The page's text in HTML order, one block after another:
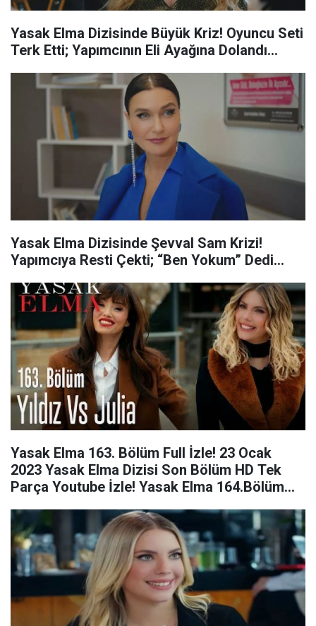
Yasak Elma Dizisinde Büyük Kriz! Oyuncu Seti
Terk Etti; Yapımcının Eli Ayağına Dolandı…
Yasak Elma Dizisinde Şevval Sam Krizi!
Yapımcıya Resti Çekti; “Ben Yokum” Dedi…
Yasak Elma 163. Bölüm Full İzle! 23 Ocak
2023 Yasak Elma Dizisi Son Bölüm HD Tek
Parça Youtube İzle! Yasak Elma 164.Bölüm